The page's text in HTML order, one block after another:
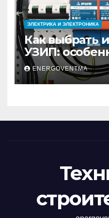
ЭЛЕКТРИКА И ЭЛЕКТРОНИКА
Как выбрать
УЗИП:
устройств
импульсных
ENERGOVENTMA